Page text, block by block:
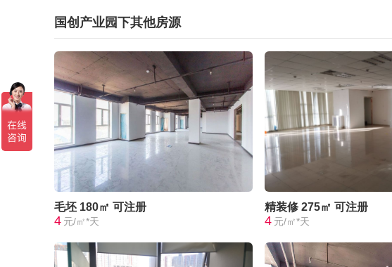
国创产业园下其他房源
毛坯 180㎡ 可注册
4 元/㎡*天
精装修 275㎡ 可注册
4 元/㎡*天